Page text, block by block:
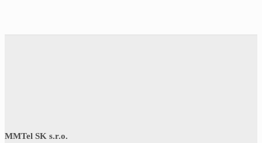
MMTel SK s.r.o.